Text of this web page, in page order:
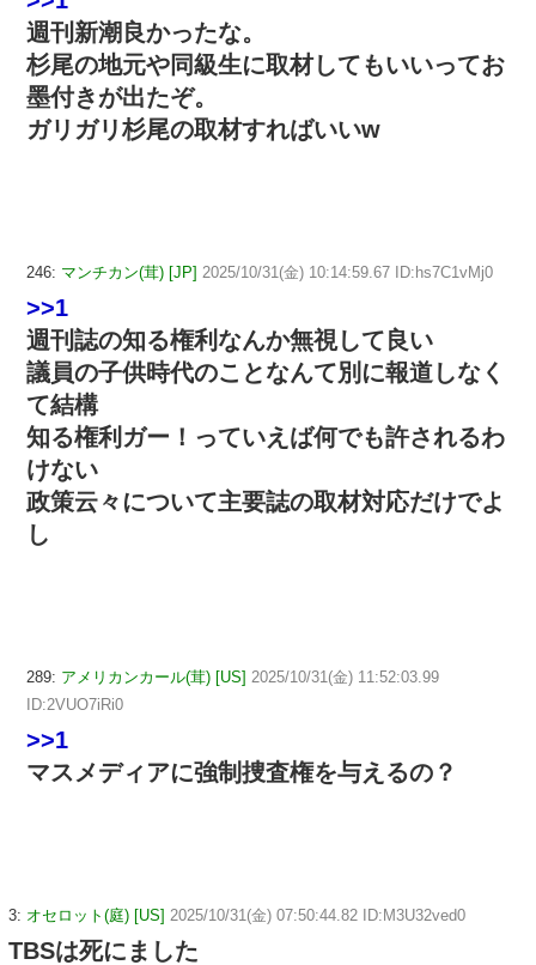
週刊新潮良かったな。
杉尾の地元や同級生に取材してもいいってお
墨付きが出たぞ。
ガリガリ杉尾の取材すればいいw
246: マンチカン(茸) [JP] 2025/10/31(金) 10:14:59.67 ID:hs7C1vMj0
>>1
週刊誌の知る権利なんか無視して良い
議員の子供時代のことなんて別に報道しなく
て結構
知る権利ガー！っていえば何でも許されるわ
けない
政策云々について主要誌の取材対応だけでよ
し
289: アメリカンカール(茸) [US] 2025/10/31(金) 11:52:03.99
ID:2VUO7iRi0
>>1
マスメディアに強制捜査権を与えるの？
3: オセロット(庭) [US] 2025/10/31(金) 07:50:44.82 ID:M3U32ved0
TBSは死にました